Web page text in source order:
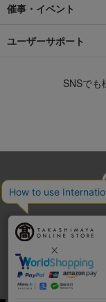
催事・イベント
ユーザーサポート
SNSでも
推奨環境 特
Cookie等の第三